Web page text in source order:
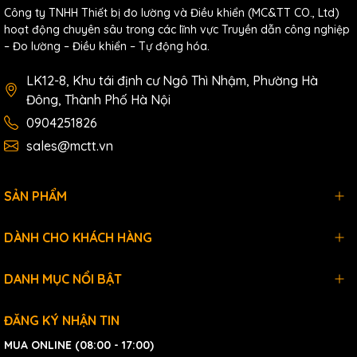
Environment
Operating Temperature
-30 °C ~ +75 °C
Storage Temperature
-40 °C ~ +85 °C
Humidity
10 ~ 90% RH, non-condensing
Download
Datasheet
Ordering Information
MSM-
8-port Layer 2 Managed Switch with 2-Fiber
Port, Multi-mode, SC Connector (RoHS)
4SIX1K0000003 Wall mount
Công ty TNHH Thiết bị đo lường và Điều khiển (MC&TT CO., Ltd)
hoạt động chuyên sâu trong các lĩnh vực Truyền dẫn công nghiệp
– Đo lường – Điều khiển – Tự động hóa.
LK12-8, Khu tái định cư Ngô Thì Nhậm, Phường Hà
Đông, Thành Phố Hà Nội
0904251826
sales@mctt.vn
SẢN PHẨM
DÀNH CHO KHÁCH HÀNG
DANH MỤC NỔI BẬT
ĐĂNG KÝ NHẬN TIN
MUA ONLINE (08:00 - 17:00)